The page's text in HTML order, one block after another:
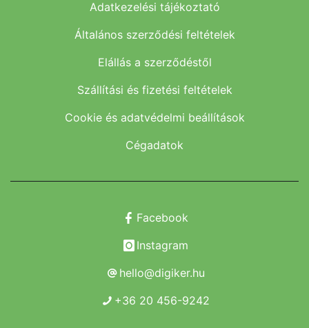
Adatkezelési tájékoztató
Általános szerződési feltételek
Elállás a szerződéstől
Szállítási és fizetési feltételek
Cookie és adatvédelmi beállítások
Cégadatok
Facebook
Instagram
hello@digiker.hu
+36 20 456-9242